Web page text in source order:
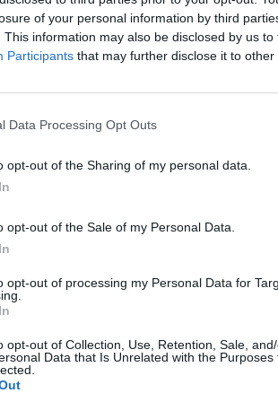
of your personal information by third
This information may also be disclosed by us
Participants that may further disclose it to other
Data Processing Opt Outs
opt-out of the Sharing of my personal data.
opt-out of the Sale of my Personal Data.
opt-out of processing my Personal Data for
opt-out of Collection, Use, Retention, Sale,
Data that Is Unrelated with the Purposes
akik Magyarország egyik
mellett) úgy tűnik, hogy csak a nyugati
A Magyarország egyik
portfolio.hu hírarchívumához tartozik,
tartalmazza:
cikkarchívum
Előfizetés